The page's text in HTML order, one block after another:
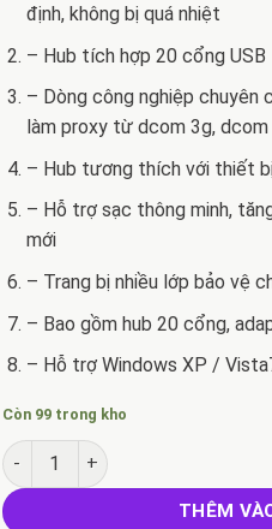
định, không bị quá nhiệt
– Hub tích hợp 20 cổng USB
– Dòng công nghiệp chuyên
làm proxy từ dcom 3g,
– Hub tương thích với thiết
– Hỗ trợ sạc thông minh,
mới
– Trang bị nhiều lớp bảo vệ
– Bao gồm hub 20 cổng,
– Hỗ trợ Windows XP /
Còn 99 trong kho
Hub Usb 20 Port SIPOLAR A-
THÊM